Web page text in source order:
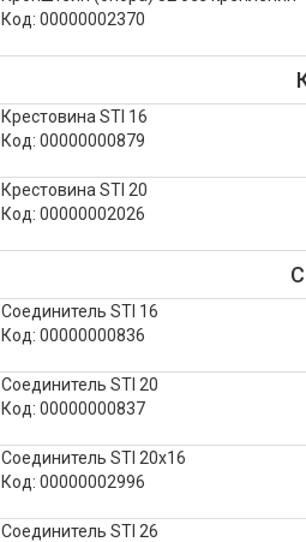
Код: 00000002370
Крестовина STI 16
Код: 00000000879
Крестовина STI 20
Код: 00000002026
Соединитель STI 16
Код: 00000000836
Соединитель STI 20
Код: 00000000837
Соединитель STI 20х16
Код: 00000002996
Соединитель STI 26